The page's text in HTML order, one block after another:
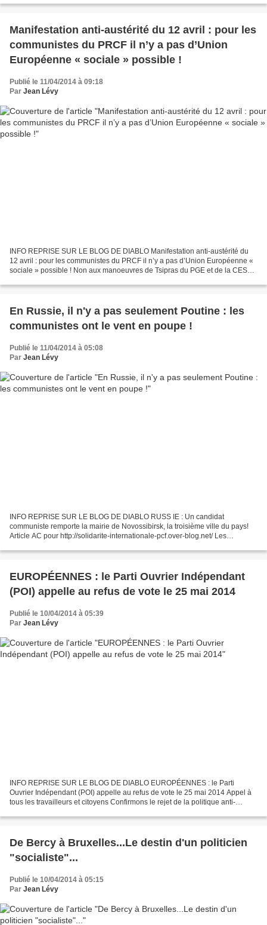
Manifestation anti-austérité du 12 avril : pour les
communistes du PRCF il n’y a pas d’Union
Européenne « sociale » possible !
Publié le 11/04/2014 à 09:18
Par Jean Lévy
INFO REPRISE SUR LE BLOG DE DIABLO Manifestation anti-austérité du
12 avril : pour les communistes du PRCF il n’y a pas d’Union Européenne «
sociale » possible ! Non aux manoeuvres de Tsipras du PGE et de la CES
En Russie, il n'y a pas seulement Poutine : les
communistes ont le vent en poupe !
Publié le 11/04/2014 à 05:08
Par Jean Lévy
INFO REPRISE SUR LE BLOG DE DIABLO RUSS IE : Un candidat
communiste remporte la mairie de Novossibirsk, la troisième ville du pays!
Article AC pour http://solidarite-internationale-pcf.over-blog.net/ Les
EUROPÉENNES : le Parti Ouvrier Indépendant
(POI) appelle au refus de vote le 25 mai 2014
Publié le 10/04/2014 à 05:39
Par Jean Lévy
INFO REPRISE SUR LE BLOG DE DIABLO EUROPÉENNES : le Parti
Ouvrier Indépendant (POI) appelle au refus de vote le 25 mai 2014 Appel à
tous les travailleurs et citoyens Confirmons le rejet de la politique anti-
De Bercy à Bruxelles...Le destin d'un politicien
"socialiste"...
Publié le 10/04/2014 à 05:15
Par Jean Lévy